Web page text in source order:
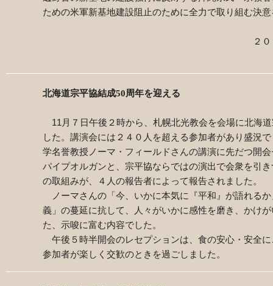
ための米軍新基地建設阻止のために全力で取り組む決
２０１５年10月26日 ２０
北海道宗平協結成50周年を迎える
11月７日午後２時から、札幌北光教会を会場に北海
した。講演会には２４０人を超える参加者があり盛況
学名誉教授ノーマ・フィールドさんの講演に先だつ開
パイプオルガンと、宗平協ならではの演出で会衆を引
の取組みが、４人の報告者によって報告されました。
ノーマさんの「今、いかに本気に『平和』が語れる
義」の蔓延に抗して、人々がいかに感性を磨き、かけ
た、示唆に富む内容でした。
午後５時半開会のレセプションは、食の安心・安全
参加者が楽しく交歓のときを過ごしました。